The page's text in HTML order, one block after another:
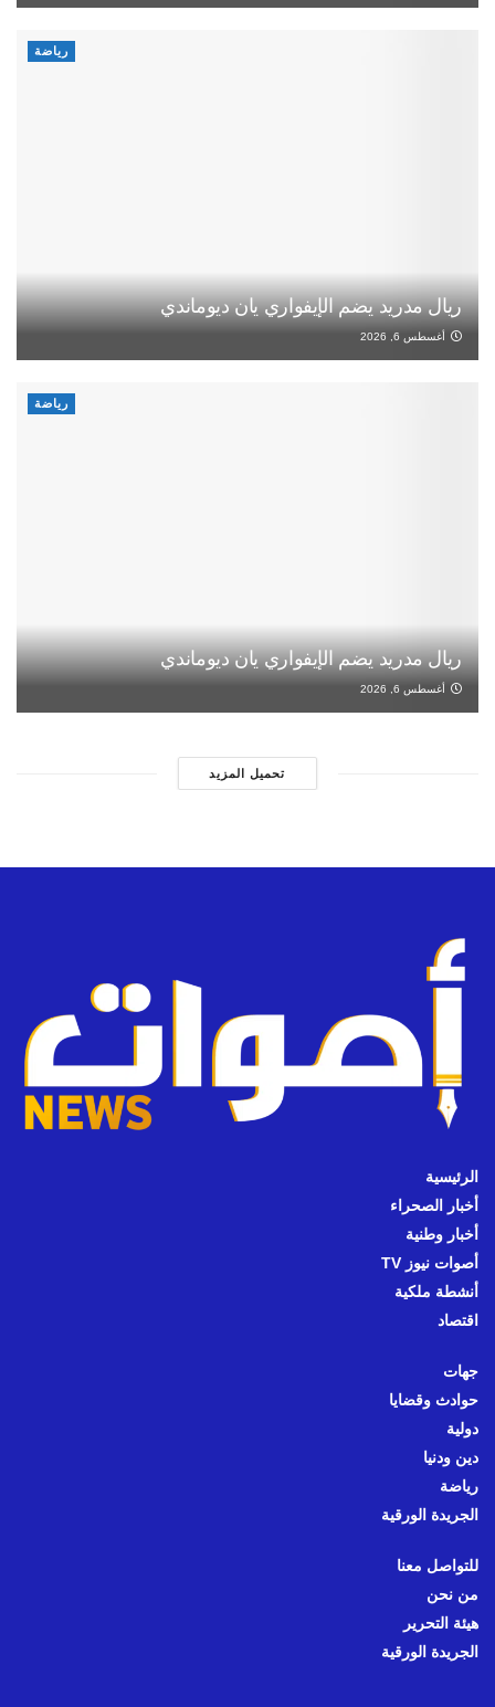
رياضة
ريال مدريد يضم الإيفواري يان ديوماندي
أغسطس 6, 2026
رياضة
ريال مدريد يضم الإيفواري يان ديوماندي
أغسطس 6, 2026
تحميل المزيد
الرئيسية
أخبار الصحراء
أخبار وطنية
أصوات نيوز TV
أنشطة ملكية
اقتصاد
جهات
حوادث وقضايا
دولية
دين ودنيا
رياضة
الجريدة الورقية
للتواصل معنا
من نحن
هيئة التحرير
الجريدة الورقية